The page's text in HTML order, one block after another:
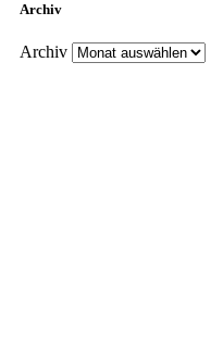
Archiv
Archiv